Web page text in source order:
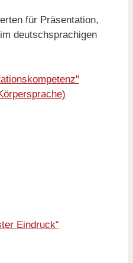
für Präsentation,
deutschsprachigen
Eindruck“